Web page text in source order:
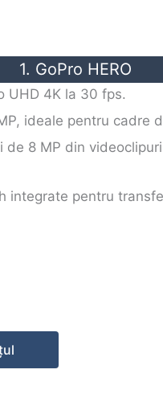
1. GoPro HERO
UHD 4K la 30 fps.
ideale pentru cadre
de 8 MP din
integrate pentru